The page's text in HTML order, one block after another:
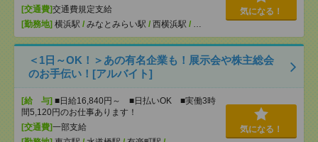
[交通費]交通費規定支給
[勤務地] 横浜駅 / みなとみらい駅 / 西横浜駅 /
気になる！
＜1日～OK！＞あの有名企業も！展示会や株主総会
のお手伝い！[アルバイト]
[給 与] ■日給16,840円～ ■日払いOK ■実働3時
間5,120円のお仕事あります！
[交通費]一部支給
気になる！